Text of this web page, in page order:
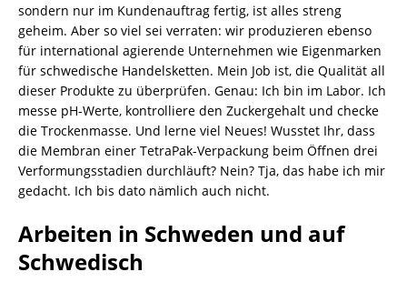
sondern nur im Kundenauftrag fertig, ist alles streng
geheim. Aber so viel sei verraten: wir produzieren ebenso
für international agierende Unternehmen wie Eigenmarken
für schwedische Handelsketten. Mein Job ist, die Qualität all
dieser Produkte zu überprüfen. Genau: Ich bin im Labor. Ich
messe pH-Werte, kontrolliere den Zuckergehalt und checke
die Trockenmasse. Und lerne viel Neues! Wusstet Ihr, dass
die Membran einer TetraPak-Verpackung beim Öffnen drei
Verformungsstadien durchläuft? Nein? Tja, das habe ich mir
gedacht. Ich bis dato nämlich auch nicht.
Arbeiten in Schweden und auf
Schwedisch